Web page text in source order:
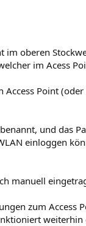
im oberen
im Acess
Access Point
und das
einloggen
manuell
zum Access
weiterhin